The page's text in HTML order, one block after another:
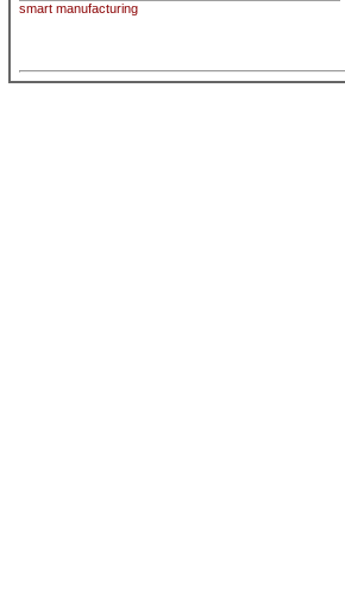
smart manufacturing